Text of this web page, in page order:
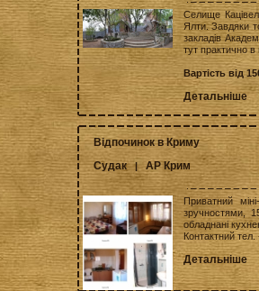
Селище
Ялти. Завдяки
закладів
тут практично
Вартість від
Детальніше
Відпочинок в Криму
Судак |АР Крим
Приватний
зручностями,
обладнані
Контактний
Детальніше